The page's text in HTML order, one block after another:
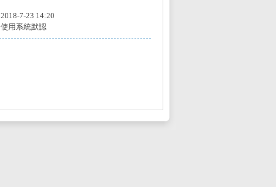
2018-7-23 14:20
使用系統默認